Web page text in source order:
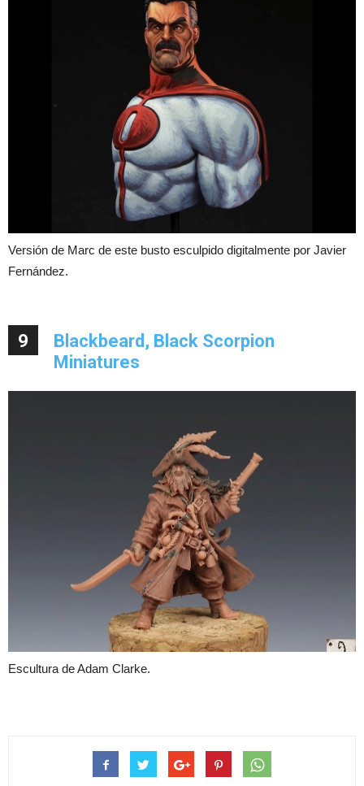
Versión de Marc de este busto esculpido digitalmente por Javier
Fernández.
9
Blackbeard, Black Scorpion
Miniatures
Escultura de Adam Clarke.